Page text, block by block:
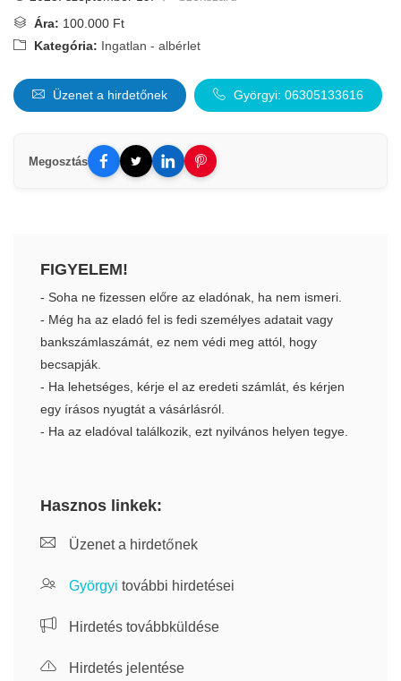
Ára: 100.000 Ft
Kategória: Ingatlan - albérlet
Üzenet a hirdetőnek Györgyi: 06305133616
Megosztás
FIGYELEM!
- Soha ne fizessen előre az eladónak, ha nem ismeri.
- Még ha az eladó fel is fedi személyes adatait vagy
bankszámlaszámát, ez nem védi meg attól, hogy
becsapják.
- Ha lehetséges, kérje el az eredeti számlát, és kérjen
egy írásos nyugtát a vásárlásról.
- Ha az eladóval találkozik, ezt nyilvános helyen tegye.
Hasznos linkek:
Üzenet a hirdetőnek
Györgyi további hirdetései
Hirdetés továbbküldése
Hirdetés jelentése